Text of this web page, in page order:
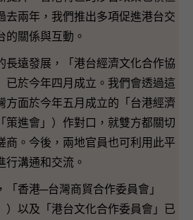
去兩年，我們推出多項促進港台交
的關係與互動。
遠發展，「港台經濟文化合作協
已於今年四月成立。我們會透過這
方面於今年五月成立的「台港經濟
策進會」）作對口，就雙方都關切
商。今後，兩地官員也可利用此平
行溝通和交流。
香港─台灣商貿合作委員會」
）以及「港台文化合作委員會」已